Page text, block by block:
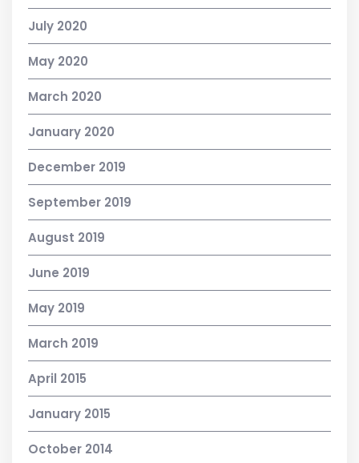
July 2020
May 2020
March 2020
January 2020
December 2019
September 2019
August 2019
June 2019
May 2019
March 2019
April 2015
January 2015
October 2014